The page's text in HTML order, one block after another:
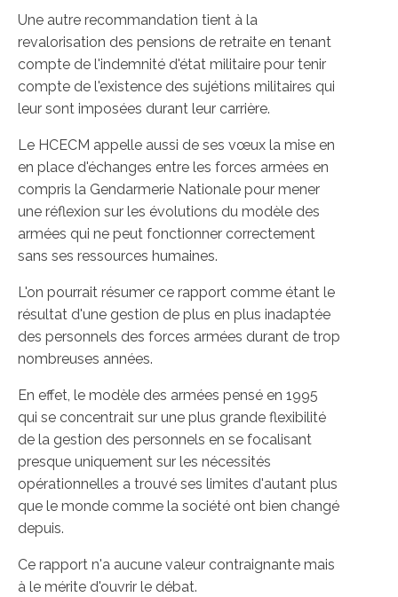
Une autre recommandation tient à la
revalorisation des pensions de retraite en tenant
compte de l'indemnité d'état militaire pour tenir
compte de l'existence des sujétions militaires qui
leur sont imposées durant leur carrière.
Le HCECM appelle aussi de ses vœux la mise en
en place d'échanges entre les forces armées en
compris la Gendarmerie Nationale pour mener
une réflexion sur les évolutions du modèle des
armées qui ne peut fonctionner correctement
sans ses ressources humaines.
L'on pourrait résumer ce rapport comme étant le
résultat d'une gestion de plus en plus inadaptée
des personnels des forces armées durant de trop
nombreuses années.
En effet, le modèle des armées pensé en 1995
qui se concentrait sur une plus grande flexibilité
de la gestion des personnels en se focalisant
presque uniquement sur les nécessités
opérationnelles a trouvé ses limites d'autant plus
que le monde comme la société ont bien changé
depuis.
Ce rapport n'a aucune valeur contraignante mais
à le mérite d'ouvrir le débat.